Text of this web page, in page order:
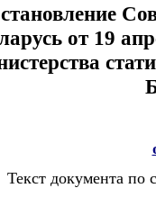
от 19
Текст документа по